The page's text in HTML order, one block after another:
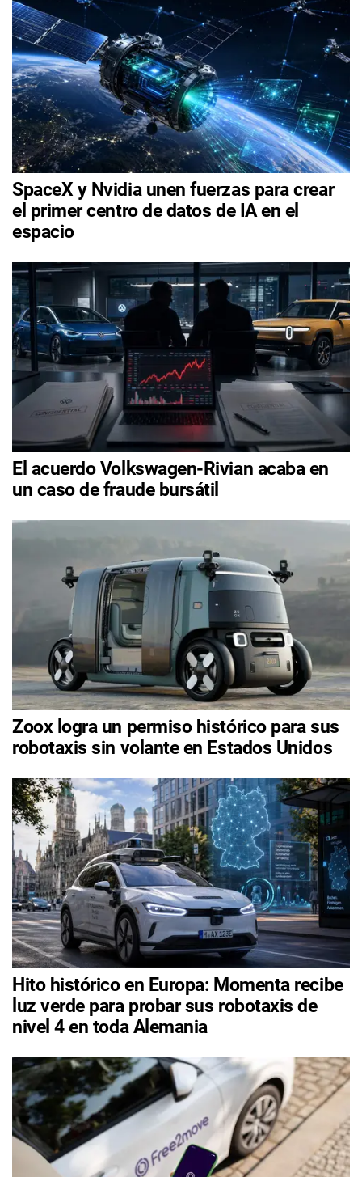
SpaceX y Nvidia unen fuerzas para crear
el primer centro de datos de IA en el
espacio
El acuerdo Volkswagen-Rivian acaba en
un caso de fraude bursátil
Zoox logra un permiso histórico para sus
robotaxis sin volante en Estados Unidos
Hito histórico en Europa: Momenta recibe
luz verde para probar sus robotaxis de
nivel 4 en toda Alemania